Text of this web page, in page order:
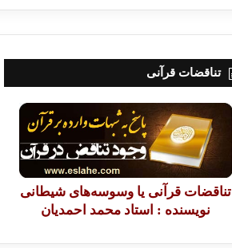
تناقضات قرآنی
تناقضات قرآنی یا وسوسه‌های شیطانی
نویسنده : استاد محمد احمدیان